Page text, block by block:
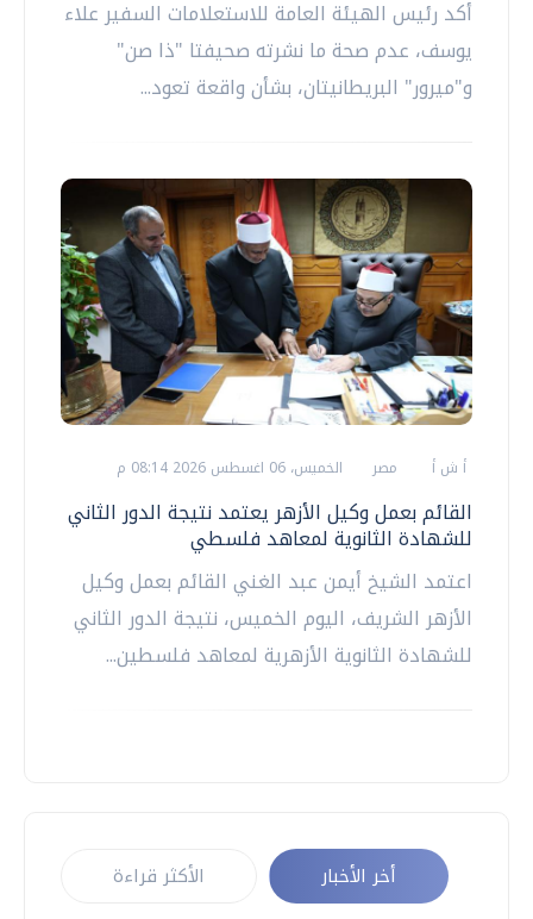
أكد رئيس الهيئة العامة للاستعلامات السفير علاء
يوسف، عدم صحة ما نشرته صحيفتا "ذا صن"
و"ميرور" البريطانيتان، بشأن واقعة تعود...
أ ش أ مصر الخميس، 06 اغسطس 2026 08:14 م
القائم بعمل وكيل الأزهر يعتمد نتيجة الدور الثاني
للشهادة الثانوية لمعاهد فلسطي
اعتمد الشيخ أيمن عبد الغني القائم بعمل وكيل
الأزهر الشريف، اليوم الخميس، نتيجة الدور الثاني
للشهادة الثانوية الأزهرية لمعاهد فلسطين...
أخر الأخبار الأكثر قراءة